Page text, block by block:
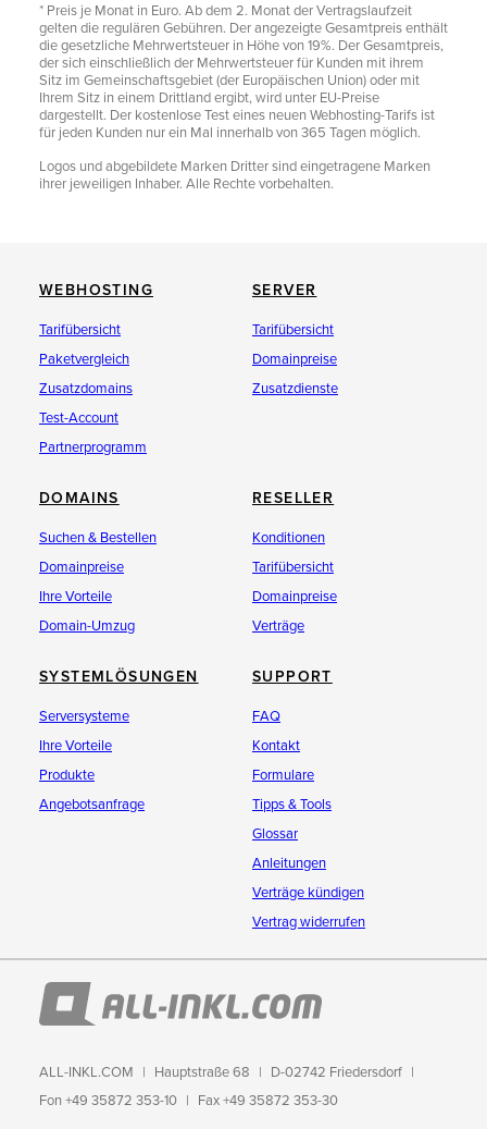
* Preis je Monat in Euro. Ab dem 2. Monat der Vertragslaufzeit
gelten die regulären Gebühren. Der angezeigte Gesamtpreis enthält
die gesetzliche Mehrwertsteuer in Höhe von 19%. Der Gesamtpreis,
der sich einschließlich der Mehrwertsteuer für Kunden mit ihrem
Sitz im Gemeinschaftsgebiet (der Europäischen Union) oder mit
Ihrem Sitz in einem Drittland ergibt, wird unter EU-Preise
dargestellt. Der kostenlose Test eines neuen Webhosting-Tarifs ist
für jeden Kunden nur ein Mal innerhalb von 365 Tagen möglich.
Logos und abgebildete Marken Dritter sind eingetragene Marken
ihrer jeweiligen Inhaber. Alle Rechte vorbehalten.
WEBHOSTING
Tarifübersicht
Paketvergleich
Zusatzdomains
Test-Account
Partnerprogramm
SERVER
Tarifübersicht
Domainpreise
Zusatzdienste
DOMAINS
Suchen & Bestellen
Domainpreise
Ihre Vorteile
Domain-Umzug
RESELLER
Konditionen
Tarifübersicht
Domainpreise
Verträge
SYSTEMLÖSUNGEN
Serversysteme
Ihre Vorteile
Produkte
Angebotsanfrage
SUPPORT
FAQ
Kontakt
Formulare
Tipps & Tools
Glossar
Anleitungen
Verträge kündigen
Vertrag widerrufen
ALL-INKL.COM Hauptstraße 68
D-02742 Friedersdorf
Fon +49 35872 353-10
Fax +49 35872 353-30